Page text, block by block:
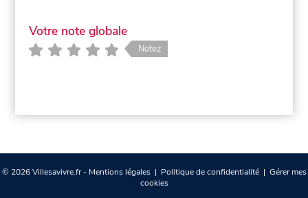
Votre note globale
Notez
© 2026 Villesavivre.fr - Mentions légales| Politique de confidentialité| Gérer mes
cookies